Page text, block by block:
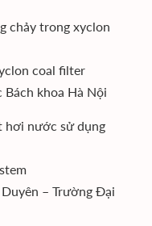
chảy trong xyclon
coal filter
khoa Hà Nội
hơi nước sử dụng
– Trường Đại